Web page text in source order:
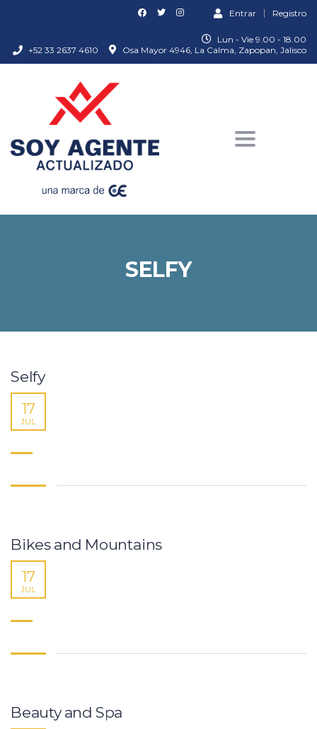
Entrar Registro
Lun - Vie 9.00 - 18.00
Osa Mayor 4946, La Calma, Zapopan, Jalisco
+52 33 2637 4610
Toggle
SELFY
Selfy
17
JUL
Bikes and Mountains
17
JUL
Beauty and Spa